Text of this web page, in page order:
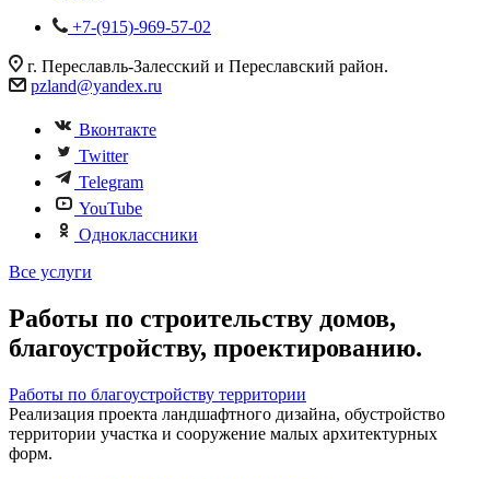
+7-(915)-969-57-02
г. Переславль-Залесский и Переславский район.
pzland@yandex.ru
Вконтакте
Twitter
Telegram
YouTube
Одноклассники
Все услуги
Работы по строительству домов,
благоустройству, проектированию.
Работы по благоустройству территории
Реализация проекта ландшафтного дизайна, обустройство
территории участка и сооружение малых архитектурных
форм.